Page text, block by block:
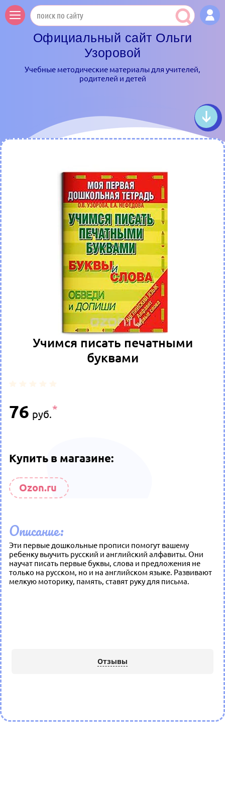
Официальный сайт Ольги
Узоровой
Учебные методические материалы для учителей,
родителей и детей
Учимся писать печатными
буквами
76 руб.
Купить в магазине:
Ozon.ru
Описание:
Эти первые дошкольные прописи помогут вашему
ребенку выучить русский и английский алфавиты. Они
научат писать первые буквы, слова и предложения не
только на русском, но и на английском языке. Развивают
мелкую моторику, память, ставят руку для письма.
Отзывы